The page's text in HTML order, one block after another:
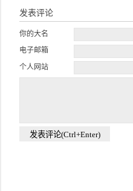
发表评论
你的大名
电子邮箱
个人网站